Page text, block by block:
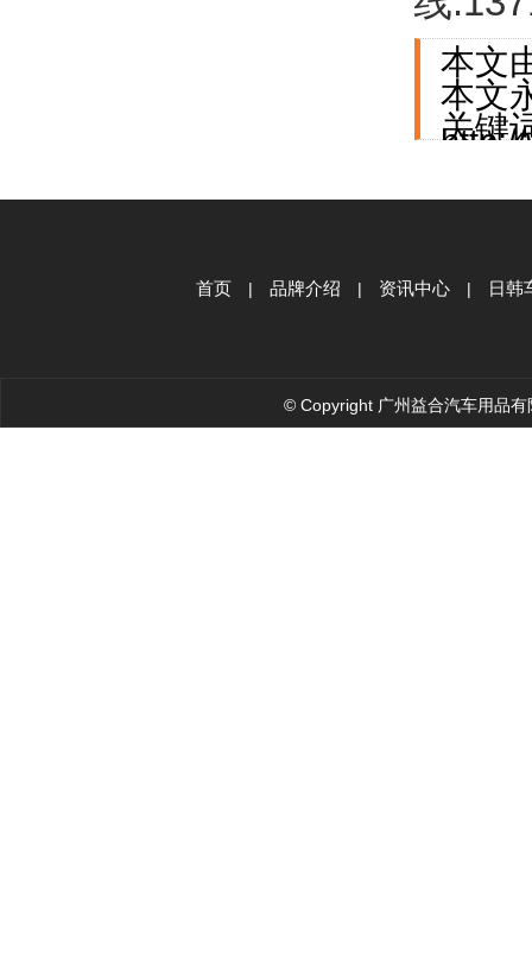
本文
本文
关键
首页 | 品牌介绍 | 资讯中心 | 日韩
© Copyright 广州益合汽车用品